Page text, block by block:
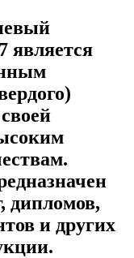
является
дипломов,
и других